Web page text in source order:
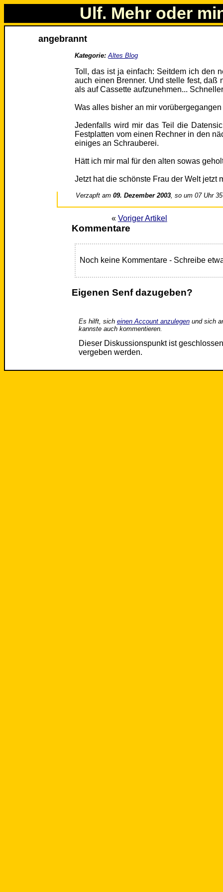
Ulf. Mehr oder
angebrannt
Kategorie: Altes Blog
Toll, das ist ja einfach: Seitdem ich den
auch einen Brenner. Und stelle fest, daß
als auf Cassette aufzunehmen...
Was alles bisher an mir vorübergegangen
Jedenfalls wird mir das Teil die
Festplatten vom einen Rechner in den
einiges an Schrauberei.
Hätt ich mir mal für den alten sowas
Jetzt hat die schönste Frau der Welt jetzt
Verzapft am09. Dezember 2003, so um 07 Uhr 35
« Voriger Artikel
Kommentare
Noch keine Kommentare - Schreibe
Eigenen Senf dazugeben?
Es hilft, sich einen Account anzulegenund sich
kannste auch kommentieren.
Dieser Diskussionspunkt ist
vergeben werden.